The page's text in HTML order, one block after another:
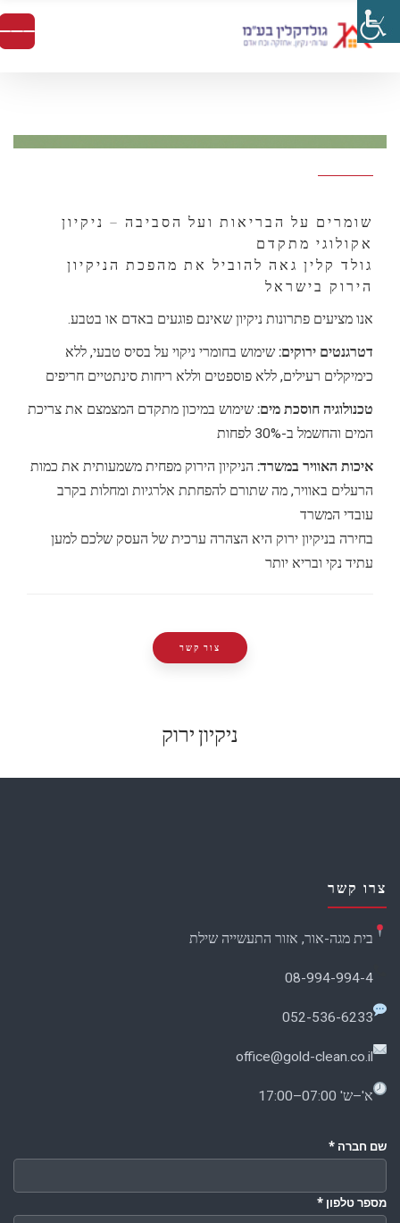
שומרים על הבריאות ועל הסביבה – ניקיון
אקולוגי מתקדם
גולד קלין גאה להוביל את מהפכת הניקיון
הירוק בישראל
אנו מציעים פתרונות ניקיון שאינם פוגעים באדם או בטבע.
דטרגנטים ירוקים: שימוש בחומרי ניקוי על בסיס טבעי, ללא
כימיקלים רעילים, ללא פוספטים וללא ריחות סינתטיים חריפים
טכנולוגיה חוסכת מים: שימוש במיכון מתקדם המצמצם את צריכת
המים והחשמל ב-30% לפחות
איכות האוויר במשרד: הניקיון הירוק מפחית משמעותית את כמות
הרעלים באוויר, מה שתורם להפחתת אלרגיות ומחלות בקרב
עובדי המשרד
בחירה בניקיון ירוק היא הצהרה ערכית של העסק שלכם למען
עתיד נקי ובריא יותר
צור קשר
ניקיון ירוק
צרו קשר
בית מגה-אור, אזור התעשייה שילת
08-994-994-4
052-536-6233
office@gold-clean.co.il
א'–ש' 07:00–17:00
שם חברה *
מספר טלפון *